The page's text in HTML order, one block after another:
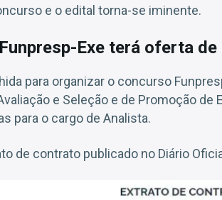
e o edital torna-se iminente.
Exe terá oferta
para organizar o concurso
e Seleção e de Promoção de
para o cargo de Analista.
de contrato publicado no Diário